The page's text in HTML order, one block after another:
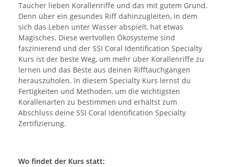
Taucher lieben Korallenriffe und das mit gutem Grund.
Denn über ein gesundes Riff dahinzugleiten, in dem
sich das Leben unter Wasser abspielt, hat etwas
Magisches. Diese wertvollen Ökosysteme sind
faszinierend und der SSI Coral Identification Specialty
Kurs ist der beste Weg, um mehr über Korallenriffe zu
lernen und das Beste aus deinen Rifftauchgängen
herauszuholen. In diesem Specialty Kurs lernst du
Fertigkeiten und Methoden, um die wichtigsten
Korallenarten zu bestimmen und erhältst zum
Abschluss deine SSI Coral Identification Specialty
Zertifizierung.
Wo findet der Kurs statt: